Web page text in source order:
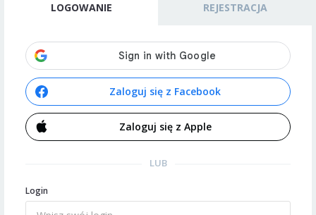
LOGOWANIE REJESTRACJA
Zaloguj się z Facebook
Zaloguj się z Apple
LUB
Login